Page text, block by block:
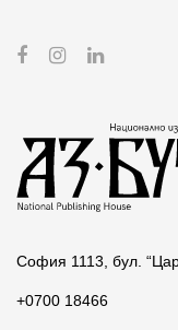
София 1113, бул.
+0700 18466